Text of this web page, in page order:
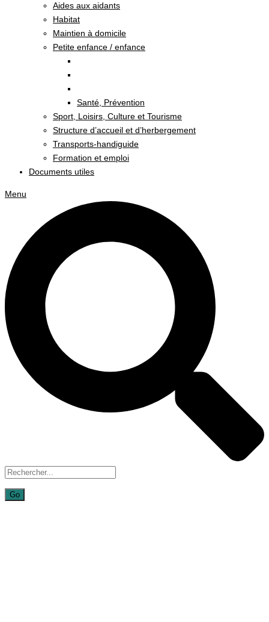
Aides aux aidants
Habitat
Maintien à domicile
Petite enfance / enfance
Santé, Prévention
Sport, Loisirs, Culture et Tourisme
Structure d’accueil et d’herbergement
Transports-handiguide
Formation et emploi
Documents utiles
Menu